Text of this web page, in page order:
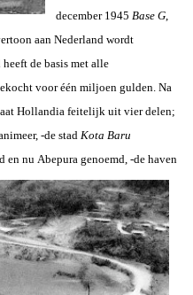
december 1945 Base G,
aan Nederland wordt
de basis met alle
voor één miljoen gulden. Na
Hollandia feitelijk uit vier delen;
-de stad Kota Baru
en nu Abepura genoemd, -de haven